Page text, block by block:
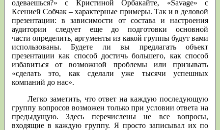
одеваешься?» с Кристиной Орбакайте, «Savage» с
Ксенией Собчак – характерные примеры. Так и в деловой
презентации: в зависимости от состава и настроения
аудитории следует еще до подготовки основной
части определить, аргументы из какой группы будут вами
использованы. Будете ли вы предлагать объект
презентации как способ достичь большего, как способ
избавиться от возможной проблемы или призывать
«сделать это, как сделали уже тысячи успешных
компаний до нас».
Легко заметить, что ответ на каждую последующую
группу вопросов возможен только при условии ответа на
предыдущую. Здесь перечислены не все вопросы,
входящие в каждую группу. Я просто записывал их по